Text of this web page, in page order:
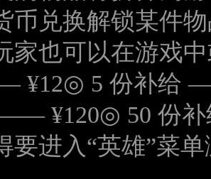
币兑换解锁某件
家也可以在游戏
¥12◎ 5 份补给
¥120◎ 50 份
要进入“英雄”菜单